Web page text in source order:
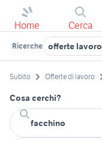
Home Cerca
Ricerche offerte
Subito Offerte di lavoro
Cosa cerchi?